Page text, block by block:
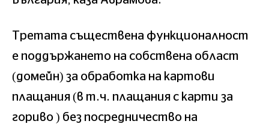
Третата съществена функционалност
е поддържането на собствена област
(домейн) за обработка на картови
плащания (в т.ч. плащания с карти за
гориво ) без посредничество на